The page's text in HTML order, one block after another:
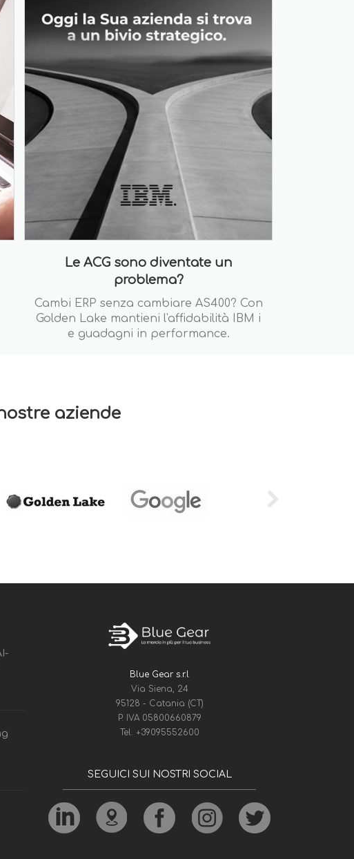
Le ACG sono diventate un
problema?
Cambi ERP senza cambiare AS400? Con
Golden Lake mantieni l'affidabilità IBM i
e guadagni in performance.
aziende
Blue Gear s.r.l
Via Siena, 24
95128 - Catania (CT)
P. IVA 05800660879
Tel. +39095552600
SEGUICI SUI NOSTRI SOCIAL